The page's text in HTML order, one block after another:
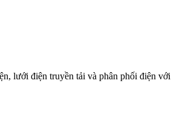
lưới điện truyền tải và phân phối điện